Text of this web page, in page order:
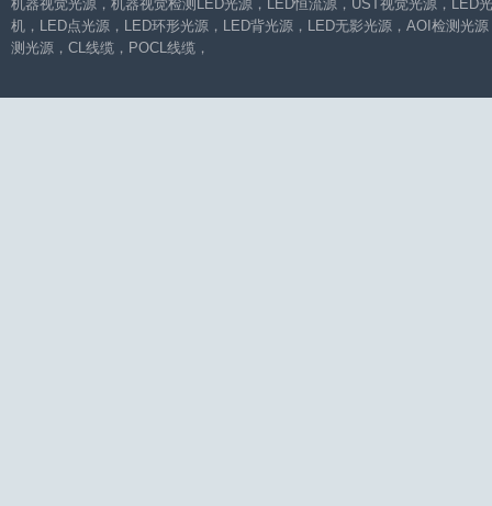
机器视觉光源 ， 机器视觉检测LED光源 ， LED恒流源 ， UST视觉光源 ， LED
机 ， LED点光源 ， LED环形光源 ， LED背光源 ， LED无影光源 ， AOI检测光源
测光源 ， CL线缆 ， POCL线缆 ，